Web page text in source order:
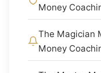
Money
The Magician
Money